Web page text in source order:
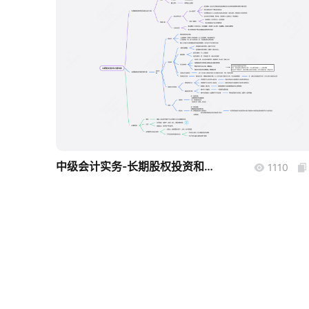
boardmix
中级会计实务-长期股权投资和合营安排 1110